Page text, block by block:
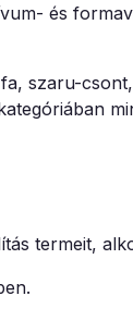
és
szaru-
termeit,